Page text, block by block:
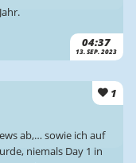
04:37
13. SEP. 2023
1
ab,… sowie ich auf
niemals Day 1 in